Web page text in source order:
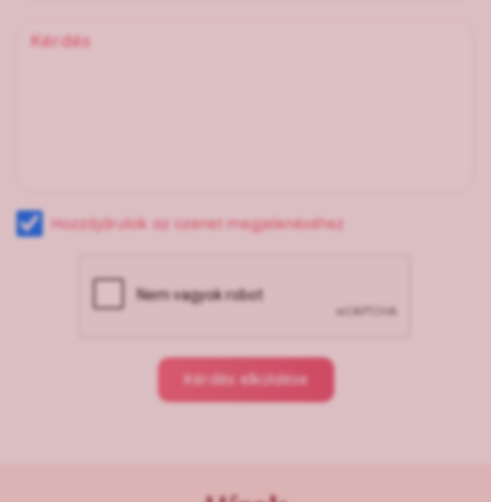
Hozzájárulok az üzenet megjelenéséhez
Kérdés elküldése